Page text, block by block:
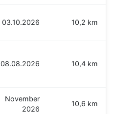
03.10.2026 10,2 km
08.08.2026 10,4 km
November
2026
10,6 km